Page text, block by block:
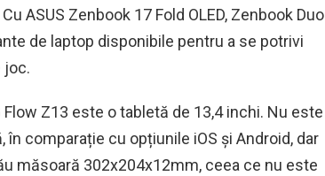
ASUS Zenbook 17 Fold OLED, Zenbook Duo
de laptop disponibile pentru a se potrivi
joc.
Flow Z13 este o tabletă de 13,4 inchi. Nu este
comparație cu opțiunile iOS și Android, dar
măsoară 302x204x12mm, ceea ce nu este